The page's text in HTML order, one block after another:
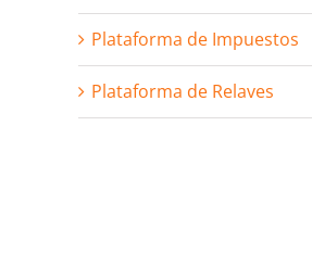
Plataforma de Impuestos
Plataforma de Relaves